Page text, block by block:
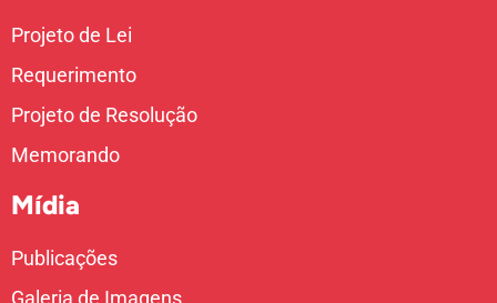
Projeto de Lei
Requerimento
Projeto de Resolução
Memorando
Mídia
Publicações
Galeria de Imagens